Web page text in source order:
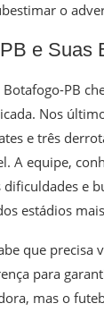
o
e Suas
PB
Nos
e três
A equipe,
dificuldades e
estádios
que precisa
para
mas o